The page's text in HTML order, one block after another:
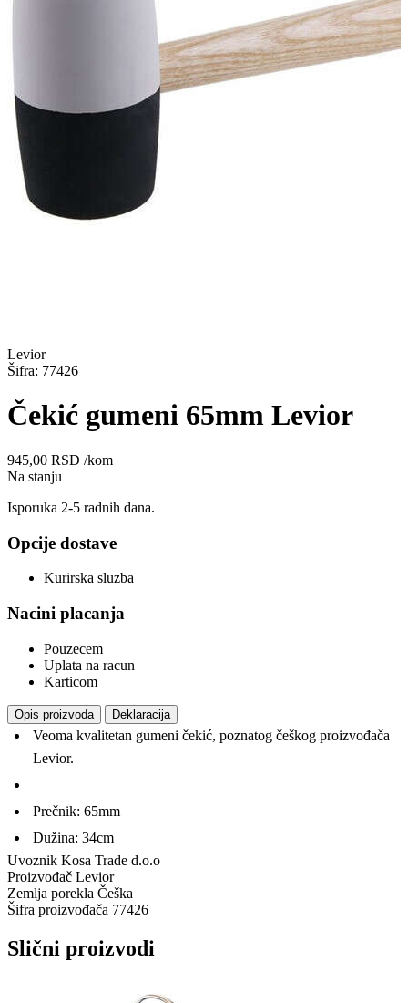
Levior
Šifra: 77426
Čekić gumeni 65mm Levior
945,00 RSD /kom
Na stanju
Isporuka 2-5 radnih dana.
Opcije dostave
Kurirska sluzba
Nacini placanja
Pouzecem
Uplata na racun
Karticom
Opis proizvoda Deklaracija
Veoma kvalitetan gumeni čekić, poznatog češkog proizvođača
Levior.
Prečnik: 65mm
Dužina: 34cm
Uvoznik Kosa Trade d.o.o
Proizvođač Levior
Zemlja porekla Češka
Šifra proizvođača 77426
Slični proizvodi